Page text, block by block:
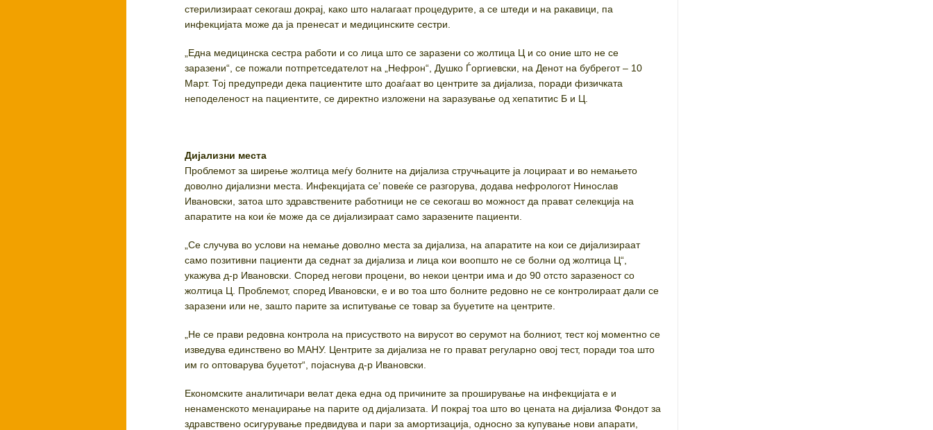
стерилизираат секогаш докрај, како што налагаат процедурите, а се штеди и на ракавици, па
инфекцијата може да ја пренесат и медицинските сестри.
„Една медицинска сестра работи и со лица што се заразени со жолтица Ц и со оние што не се
заразени“, се пожали потпретседателот на „Нефрон“, Душко Ѓоргиевски, на Денот на бубрегот – 10
Март. Тој предупреди дека пациентите што доаѓаат во центрите за дијализа, поради физичката
неподеленост на пациентите, се директно изложени на заразување од хепатитис Б и Ц.
Дијализни места
Проблемот за ширење жолтица меѓу болните на дијализа стручњаците ја лоцираат и во немањето
доволно дијализни места. Инфекцијата се’ повеќе се разгорува, додава нефрологот Нинослав
Ивановски, затоа што здравствените работници не се секогаш во можност да прават селекција на
апаратите на кои ќе може да се дијализираат само заразените пациенти.
„Се случува во услови на немање доволно места за дијализа, на апаратите на кои се дијализираат
само позитивни пациенти да седнат за дијализа и лица кои воопшто не се болни од жолтица Ц“,
укажува д-р Ивановски. Според негови процени, во некои центри има и до 90 отсто заразеност со
жолтица Ц. Проблемот, според Ивановски, е и во тоа што болните редовно не се контролираат дали се
заразени или не, зашто парите за испитување се товар за буџетите на центрите.
„Не се прави редовна контрола на присуството на вирусот во серумот на болниот, тест кој моментно се
изведува единствено во МАНУ. Центрите за дијализа не го прават регуларно овој тест, поради тоа што
им го оптоварува буџетот“, појаснува д-р Ивановски.
Економските аналитичари велат дека една од причините за проширување на инфекцијата е и
ненаменското менаџирање на парите од дијализата. И покрај тоа што во цената на дијализа Фондот за
здравствено осигурување предвидува и пари за амортизација, односно за купување нови апарати,